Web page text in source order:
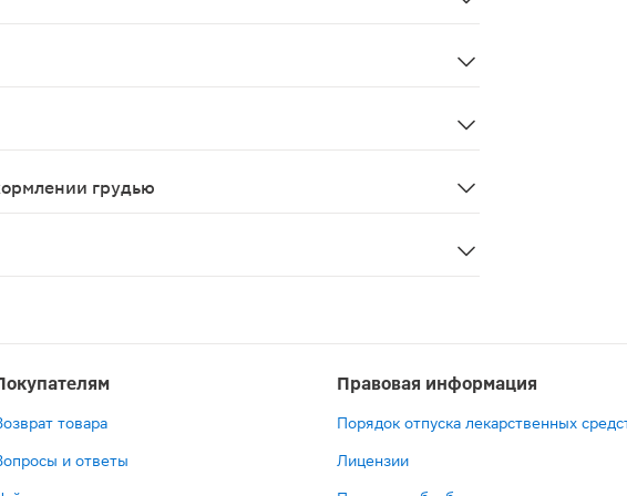
грудью
товара
и ответы
Правовая информация
Порядок отпуска лекарственных
Лицензии